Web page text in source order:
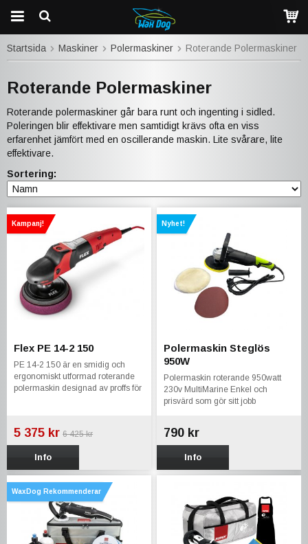
Startsida Maskiner Polermaskiner Roterande Polermaskiner
Roterande Polermaskiner
Roterande polermaskiner går bara runt och ingenting i sidled.
Poleringen blir effektivare men samtidigt krävs ofta en viss
erfarenhet jämfört med en oscillerande maskin. Lite svårare, lite
effektivare.
Sortering:
Kampanj!
Flex PE 14-2 150
PE 14-2 150 är en smidig och
ergonomiskt utformad roterande
polermaskin designad av proffs för
5 375 kr 6 425 kr
Info
Nyhet!
Polermaskin Steglös
950W
Polermaskin roterande 950watt
230v MultiMarine Enkel och
prisvärd som gör sitt jobb
790 kr
Info
WaxDog Rekommenderar